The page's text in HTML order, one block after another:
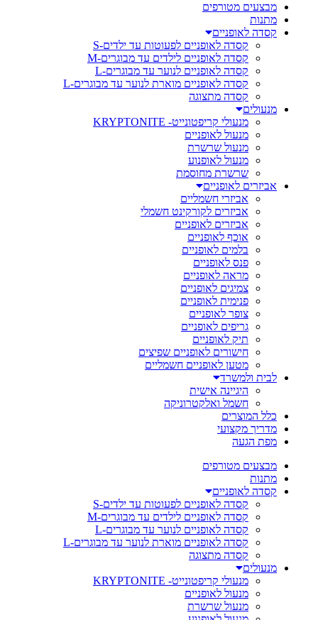
מבצעים מטורפים
מתנות
קסדה לאופניים
קסדה לאופניים לפעוטות עד ילדים-S
קסדה לאופניים לילדים עד מבוגרים-M
קסדה לאופניים לנוער עד מבוגרים-L
קסדה לאופניים מוארת לנוער עד מבוגרים-L
קסדה מתצוגה
מנעולים
מנעולי קריפטונייט- KRYPTONITE
מנעול לאופניים
מנעול שרשרת
מנעול לאופנוע
שרשרת מחוסמת
אביזרים לאופניים
אביזרי חשמליים
אביזרים לקורקינט חשמלי
אביזרים לאופניים
אוכף לאופניים
בלמים לאופניים
פנס לאופניים
מראה לאופניים
צמיגים לאופניים
פנימית לאופניים
צופר לאופניים
גריפים לאופניים
תיק לאופניים
חישורים לאופניים שפיצים
מטען לאופניים חשמליים
לבית ולמשרד
היגיינה אישית
חשמל ואלקטרוניקה
כלל המוצרים
מדריך מקצועי
מפת הגעה
מבצעים מטורפים
מתנות
קסדה לאופניים
קסדה לאופניים לפעוטות עד ילדים-S
קסדה לאופניים לילדים עד מבוגרים-M
קסדה לאופניים לנוער עד מבוגרים-L
קסדה לאופניים מוארת לנוער עד מבוגרים-L
קסדה מתצוגה
מנעולים
מנעולי קריפטונייט- KRYPTONITE
מנעול לאופניים
מנעול שרשרת